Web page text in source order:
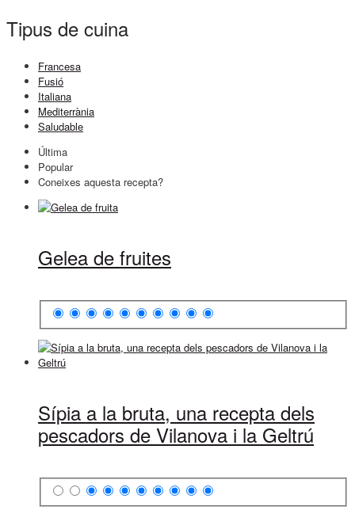
Tipus de cuina
Francesa
Fusió
Italiana
Mediterrània
Saludable
Última
Popular
Coneixes aquesta recepta?
Gelea de fruites
Sípia a la bruta, una recepta dels
pescadors de Vilanova i la Geltrú